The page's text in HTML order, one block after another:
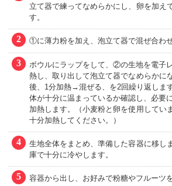
立て器で練ってなめらかにし、卵を加え
す。
2 ①に薄力粉を加え、泡立て器で混ぜ合わせ
3
ボウルにラップをして、②の生地を電子
熱し、取り出して泡立て器でなめらかに
後、1分加熱→混ぜる、を2回繰り返しま
体が十分に温まっているか確認し、必要
加熱します。（小麦粉と卵を使用してい
十分加熱してください。）
4
生地全体をまとめ、準備した容器に移し
庫で十分に冷やします。
5 容器から出し、お好みで粉糖やフルーツ